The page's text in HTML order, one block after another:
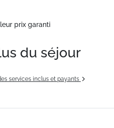
prix garanti
du séjour
services inclus et payants